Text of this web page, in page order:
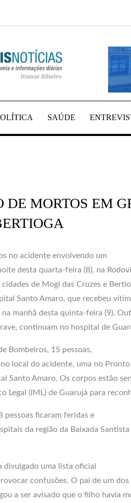
NOTÍCIAS
E REGIÃO, POR
SAÚDE
DE MORTOS EM
no acidente envolvendo um
desta quarta-feira (8), na
de Mogi das Cruzes e
Santo Amaro, que recebeu
manhã desta quinta-feira (9).
continuam no hospital de
Bombeiros, 15 pessoas,
local do acidente, uma no
Santo Amaro. Os corpos estão
Legal (IML) de Guarujá para
pessoas ficaram feridas e
da região da Baixada
divulgado uma lista oficial
confusões. O pai de um
a ser avisado que o filho havia